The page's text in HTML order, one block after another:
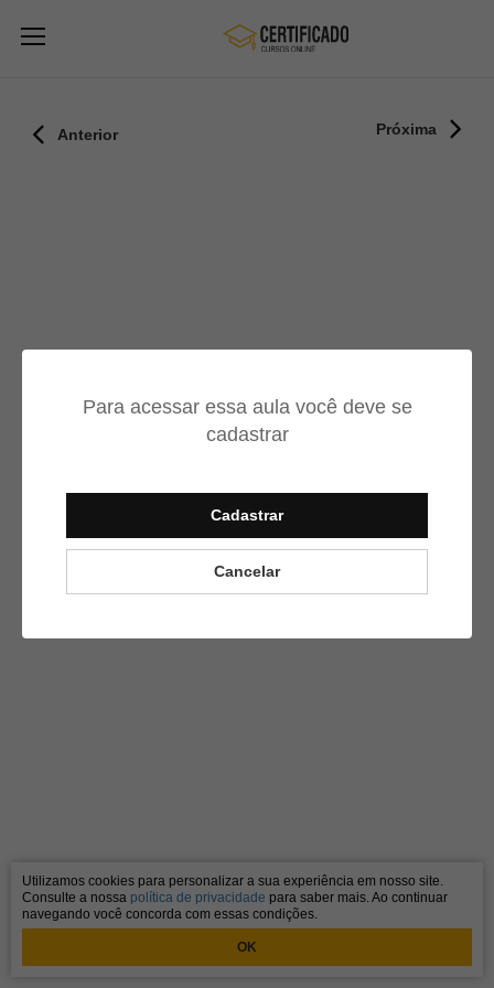
Para acessar essa aula você deve se
cadastrar
Cadastrar
Cancelar
Anterior Próxima
Utilizamos cookies para personalizar a sua experiência em nosso site.
Consulte a nossa política de privacidade para saber mais. Ao continuar
navegando você concorda com essas condições.
OK